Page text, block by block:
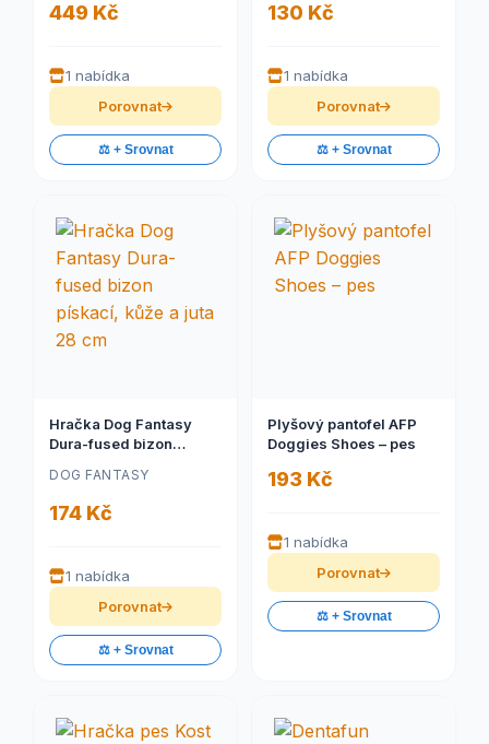
449 Kč
1 nabídka
Porovnat
⚖️ + Srovnat
130 Kč
1 nabídka
Porovnat
⚖️ + Srovnat
Hračka Dog Fantasy
Dura-fused bizon
cm
DOG FANTASY
174 Kč
1 nabídka
Porovnat
⚖️ + Srovnat
Plyšový pantofel AFP
Doggies Shoes – pes
193 Kč
1 nabídka
Porovnat
⚖️ + Srovnat